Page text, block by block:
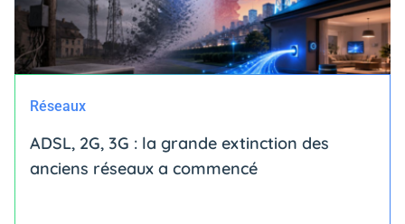
Réseaux
ADSL, 2G, 3G : la grande extinction des
anciens réseaux a commencé